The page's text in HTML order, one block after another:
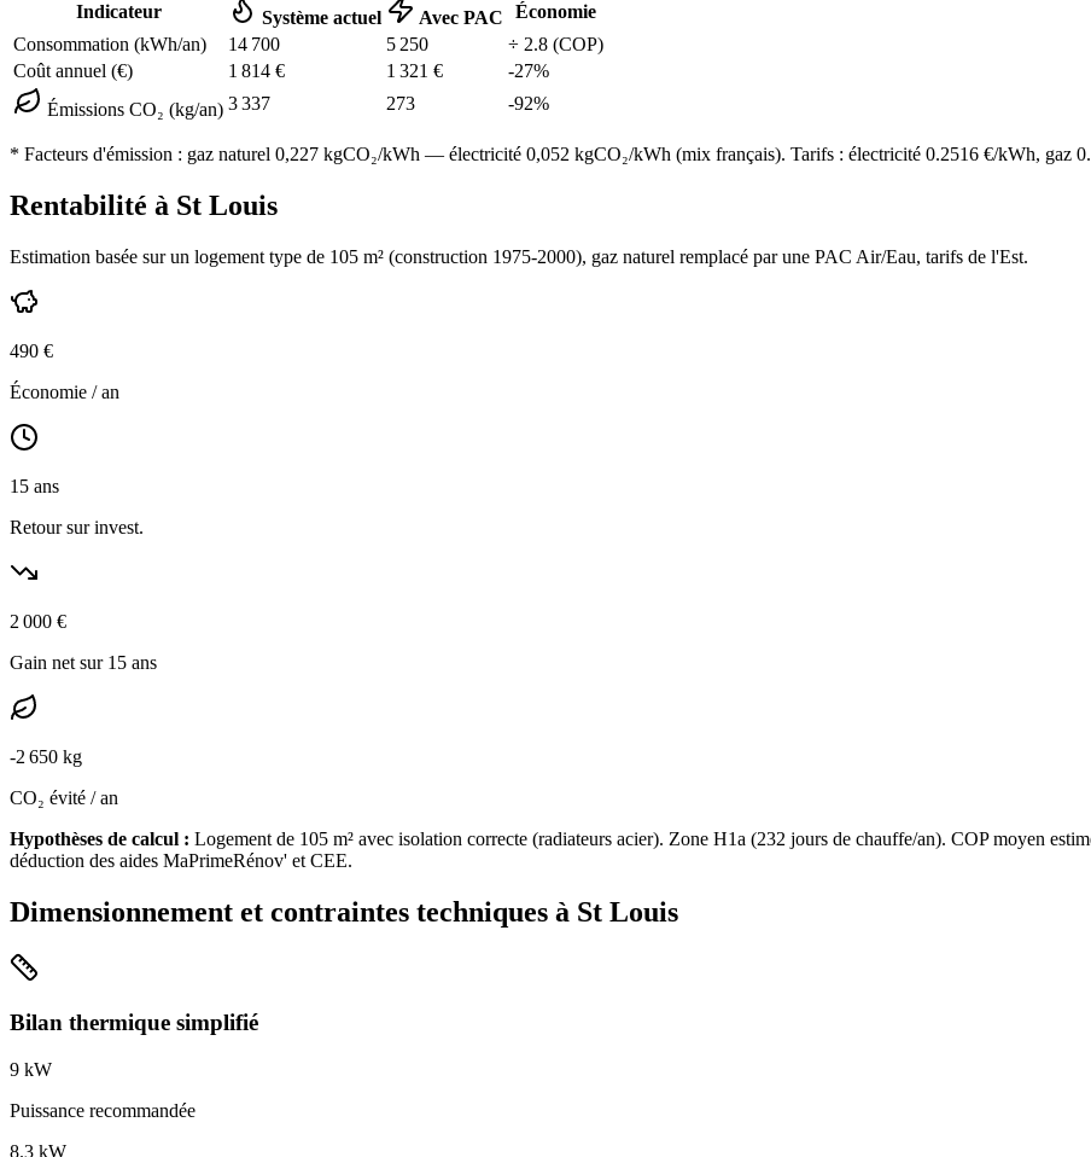
Indicateur Système actuel Avec PAC
Économie
Consommation (kWh/an)
14 700 5 250 ÷ 2.8 (COP)
Coût annuel (€)
1 814 € 1 321 € -27%
Émissions CO₂ (kg/an) 3 337 273 -92%
* Facteurs d'émission : gaz naturel 0,227 kgCO₂/kWh — électricité 0,052 kgCO₂/kWh (mix français). Tarifs : électricité 0.2516 €/kWh, gaz
Rentabilité à St Louis
Estimation basée sur un logement type de 105 m² (construction 1975-2000), gaz naturel remplacé par une PAC Air/Eau, tarifs de l'Est.
490 €
Économie / an
15 ans
Retour sur invest.
2 000 €
Gain net sur 15 ans
-2 650 kg
CO₂ évité / an
Hypothèses de calcul : Logement de 105 m² avec isolation correcte (radiateurs acier). Zone H1a (232 jours de chauffe/an). COP moyen
déduction des aides MaPrimeRénov' et CEE.
Dimensionnement et contraintes techniques à St Louis
Bilan thermique simplifié
9 kW
Puissance recommandée
8.3 kW